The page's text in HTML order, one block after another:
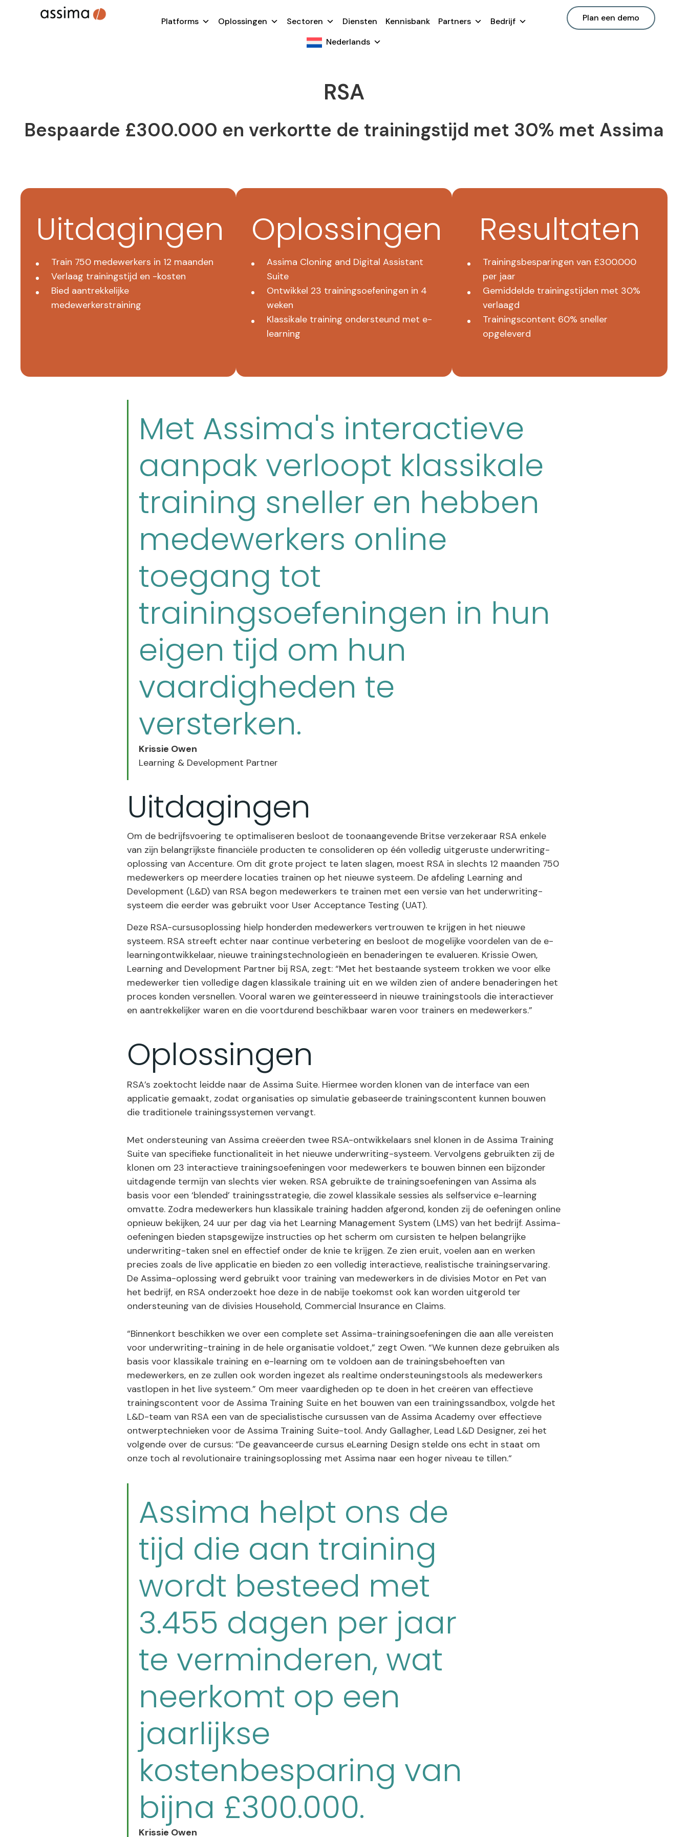
Platforms Oplossingen Sectoren Diensten Kennisbank Partners
Bedrijf
Nederlands
Plan een demo
RSA
Bespaarde £300.000 en verkortte de trainingstijd met 30% met Assima
Uitdagingen
Train 750 medewerkers in 12 maanden
Verlaag trainingstijd en -kosten
Bied aantrekkelijke
medewerkerstraining
Oplossingen
Assima Cloning and Digital Assistant
Suite
Ontwikkel 23 trainingsoefeningen in 4
weken
Klassikale training ondersteund met e-
learning
Resultaten
Trainingsbesparingen van £300.000
per jaar
Gemiddelde trainingstijden met 30%
verlaagd
Trainingscontent 60% sneller
opgeleverd
Met Assima's interactieve
aanpak verloopt klassikale
training sneller en hebben
medewerkers online
toegang tot
trainingsoefeningen in hun
eigen tijd om hun
vaardigheden te
versterken.
Krissie Owen
Learning & Development Partner
Uitdagingen
Om de bedrijfsvoering te optimaliseren besloot de toonaangevende Britse verzekeraar RSA enkele
van zijn belangrijkste financiële producten te consolideren op één volledig uitgeruste underwriting-
oplossing van Accenture. Om dit grote project te laten slagen, moest RSA in slechts 12 maanden 750
medewerkers op meerdere locaties trainen op het nieuwe systeem. De afdeling Learning and
Development (L&D) van RSA begon medewerkers te trainen met een versie van het underwriting-
systeem die eerder was gebruikt voor User Acceptance Testing (UAT).
Deze RSA-cursusoplossing hielp honderden medewerkers vertrouwen te krijgen in het nieuwe
systeem. RSA streeft echter naar continue verbetering en besloot de mogelijke voordelen van de e-
learningontwikkelaar, nieuwe trainingstechnologieën en benaderingen te evalueren. Krissie Owen,
Learning and Development Partner bij RSA, zegt: “Met het bestaande systeem trokken we voor elke
medewerker tien volledige dagen klassikale training uit en we wilden zien of andere benaderingen het
proces konden versnellen. Vooral waren we geïnteresseerd in nieuwe trainingstools die interactiever
en aantrekkelijker waren en die voortdurend beschikbaar waren voor trainers en medewerkers.”
Oplossingen
RSA’s zoektocht leidde naar de Assima Suite. Hiermee worden klonen van de interface van een
applicatie gemaakt, zodat organisaties op simulatie gebaseerde trainingscontent kunnen bouwen
die traditionele trainingssystemen vervangt.
Met ondersteuning van Assima creëerden twee RSA-ontwikkelaars snel klonen in de Assima Training
Suite van specifieke functionaliteit in het nieuwe underwriting-systeem. Vervolgens gebruikten zij de
klonen om 23 interactieve trainingsoefeningen voor medewerkers te bouwen binnen een bijzonder
uitdagende termijn van slechts vier weken. RSA gebruikte de trainingsoefeningen van Assima als
basis voor een ‘blended’ trainingsstrategie, die zowel klassikale sessies als selfservice e-learning
omvatte. Zodra medewerkers hun klassikale training hadden afgerond, konden zij de oefeningen online
opnieuw bekijken, 24 uur per dag via het Learning Management System (LMS) van het bedrijf. Assima-
oefeningen bieden stapsgewijze instructies op het scherm om cursisten te helpen belangrijke
underwriting-taken snel en effectief onder de knie te krijgen. Ze zien eruit, voelen aan en werken
precies zoals de live applicatie en bieden zo een volledig interactieve, realistische trainingservaring.
De Assima-oplossing werd gebruikt voor training van medewerkers in de divisies Motor en Pet van
het bedrijf, en RSA onderzoekt hoe deze in de nabije toekomst ook kan worden uitgerold ter
ondersteuning van de divisies Household, Commercial Insurance en Claims.
“Binnenkort beschikken we over een complete set Assima-trainingsoefeningen die aan alle vereisten
voor underwriting-training in de hele organisatie voldoet,” zegt Owen. “We kunnen deze gebruiken als
basis voor klassikale training en e-learning om te voldoen aan de trainingsbehoeften van
medewerkers, en ze zullen ook worden ingezet als realtime ondersteuningstools als medewerkers
vastlopen in het live systeem.” Om meer vaardigheden op te doen in het creëren van effectieve
trainingscontent voor de Assima Training Suite en het bouwen van een trainingssandbox, volgde het
L&D-team van RSA een van de specialistische cursussen van de Assima Academy over effectieve
ontwerptechnieken voor de Assima Training Suite-tool. Andy Gallagher, Lead L&D Designer, zei het
volgende over de cursus: “De geavanceerde cursus eLearning Design stelde ons echt in staat om
onze toch al revolutionaire trainingsoplossing met Assima naar een hoger niveau te tillen.“
Assima helpt ons de
tijd die aan training
wordt besteed met
3.455 dagen per jaar
te verminderen, wat
neerkomt op een
jaarlijkse
kostenbesparing van
bijna £300.000.
Krissie Owen